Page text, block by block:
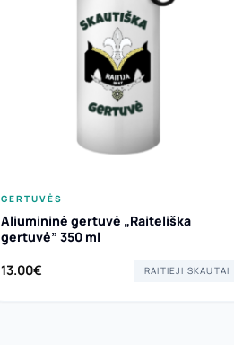
GERTUVĖS
Aliumininė gertuvė „Raiteliška
gertuvė” 350 ml
13.00€ RAITIEJI SKAUTAI